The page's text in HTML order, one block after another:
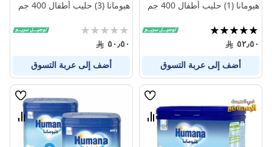
هيومانا (1) حليب أطفال 400 جم
تقييم:
100%
٥٢٫٥٠
أضف إلى عربة التسوق
هيومانا (3) حليب أطفال 400 جم
Rating:
0%
٥٠٫٥٠
أضف إلى عربة التسوق
قائمة
قارن
قائمة
قارن